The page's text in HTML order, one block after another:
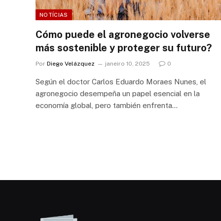
NOTÍCIAS
Cómo puede el agronegocio volverse
más sostenible y proteger su futuro?
Por Diego Velázquez janeiro 10, 2025 0
Según el doctor Carlos Eduardo Moraes Nunes, el
agronegocio desempeña un papel esencial en la
economía global, pero también enfrenta…